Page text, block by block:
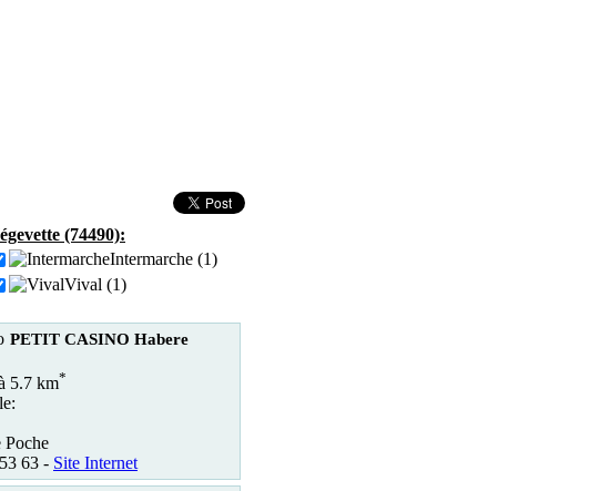
(74490):
Intermarche (1)
Vival (1)
PETIT CASINO Habere
5.7 km*
Poche
63 - Site Internet